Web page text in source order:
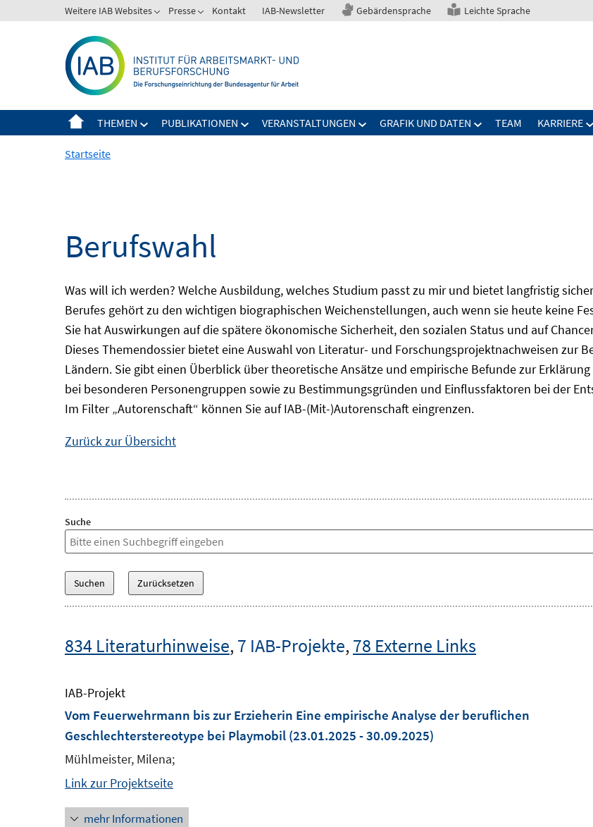
zum
Weitere IAB Websites Presse Kontakt IAB-Newsletter Gebärdensprache Leichte Sprache
THEMEN PUBLIKATIONEN VERANSTALTUNGEN GRAFIK UND DATEN TEAM KARRIERE
Startseite
Berufswahl
Was will ich werden? Welche Ausbildung, welches Studium passt zu mir und bietet langfristig
Berufes gehört zu den wichtigen biographischen Weichenstellungen, auch wenn sie heute keine
Sie hat Auswirkungen auf die spätere ökonomische Sicherheit, den sozialen Status und auf
Dieses Themendossier bietet eine Auswahl von Literatur- und Forschungsprojektnachweisen zur
Ländern. Sie gibt einen Überblick über theoretische Ansätze und empirische Befunde zur
bei besonderen Personengruppen sowie zu Bestimmungsgründen und Einflussfaktoren bei der
Im Filter „Autorenschaft“ können Sie auf IAB-(Mit-)Autorenschaft eingrenzen.
Zurück zur Übersicht
Suche
834 Literaturhinweise,7 IAB-Projekte,78 Externe Links
IAB-Projekt
Vom Feuerwehrmann bis zur Erzieherin Eine empirische Analyse der beruflichen
Geschlechterstereotype bei Playmobil (23.01.2025 - 30.09.2025)
Mühlmeister, Milena;
Link zur Projektseite
mehr Informationen